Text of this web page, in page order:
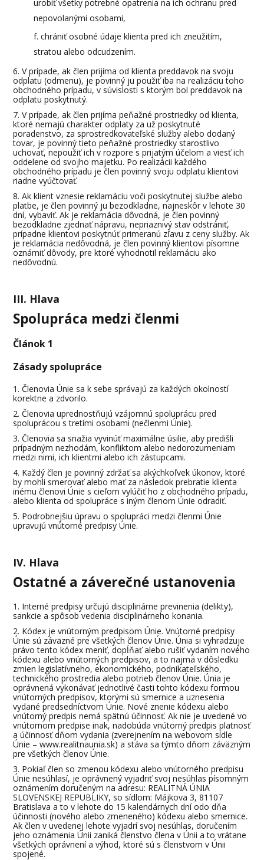
urobiť všetky potrebné opatrenia na ich ochranu pred
nepovolanými osobami,
chrániť osobné údaje klienta pred ich zneužitím,
stratou alebo odcudzením.
V prípade, ak člen prijíma od klienta preddavok na svoju
odplatu (odmenu), je povinný ju použiť iba na realizáciu toho
obchodného prípadu, v súvislosti s ktorým bol preddavok na
odplatu poskytnutý.
V prípade, ak člen prijíma peňažné prostriedky od klienta,
ktoré nemajú charakter odplaty za už poskytnuté
poradenstvo, za sprostredkovateľské služby alebo dodaný
tovar, je povinný tieto peňažné prostriedky starostlivo
uchovať, nepoužiť ich v rozpore s prijatým účelom a viesť ich
oddelene od svojho majetku. Po realizácii každého
obchodného prípadu je člen povinný svoju odplatu klientovi
riadne vyúčtovať.
Ak klient vznesie reklamáciu voči poskytnutej službe alebo
platbe, je člen povinný ju bezodkladne, najneskôr v lehote 30
dní, vybaviť. Ak je reklamácia dôvodná, je člen povinný
bezodkladne zjednať nápravu, nepriaznivý stav odstrániť,
prípadne klientovi poskytnúť primeranú zľavu z ceny služby. Ak
je reklamácia nedôvodná, je člen povinný klientovi písomne
oznámiť dôvody, pre ktoré vyhodnotil reklamáciu ako
nedôvodnú.
III. Hlava
Spolupráca medzi členmi
Článok 1
Zásady spolupráce
Členovia Únie sa k sebe správajú za každých okolností
korektne a zdvorilo.
Členovia uprednostňujú vzájomnú spoluprácu pred
spoluprácou s tretími osobami (nečlenmi Únie).
Členovia sa snažia vyvinúť maximálne úsilie, aby predišli
prípadným nezhodám, konfliktom alebo nedorozumeniam
medzi nimi, ich klientmi alebo ich zástupcami.
Každý člen je povinný zdržať sa akýchkoľvek úkonov, ktoré
by mohli smerovať alebo mať za následok prebratie klienta
inému členovi Únie s cieľom vylúčiť ho z obchodného prípadu,
alebo klienta od spolupráce s iným členom Únie odradiť.
Podrobnejšiu úpravu o spolupráci medzi členmi Únie
upravujú vnútorné predpisy Únie.
IV. Hlava
Ostatné a záverečné ustanovenia
Interné predpisy určujú disciplinárne previnenia (delikty),
sankcie a spôsob vedenia disciplinárneho konania.
Kódex je vnútorným predpisom Únie. Vnútorné predpisy
Únie sú záväzné pre všetkých členov Únie. Únia si vyhradzuje
právo tento kódex meniť, dopĺňať alebo rušiť vydaním nového
kódexu alebo vnútorných predpisov, a to najmä v dôsledku
zmien legislatívneho, ekonomického, podnikateľského,
technického prostredia alebo potrieb členov Únie. Únia je
oprávnená vykonávať jednotlivé časti tohto kódexu formou
vnútorných predpisov, ktorými sú smernice a uznesenia
vydané predsedníctvom Únie. Nové znenie kódexu alebo
vnútorný predpis nemá spätnú účinnosť. Ak nie je uvedené vo
vnútornom predpise inak, nadobúda vnútorný predpis platnosť
a účinnosť dňom vydania (zverejnením na webovom sídle
Únie – www.realitnaunia.sk) a stáva sa týmto dňom záväzným
pre všetkých členov Únie.
Pokiaľ člen so zmenou kódexu alebo vnútorného predpisu
Únie nesúhlasí, je oprávnený vyjadriť svoj nesúhlas písomným
oznámením doručeným na adresu: REALITNÁ ÚNIA
SLOVENSKEJ REPUBLIKY, so sídlom: Májkova 3, 81107
Bratislava a to v lehote do 15 kalendárnych dní odo dňa
účinnosti (nového alebo zmeneného) kódexu alebo smernice.
Ak člen v uvedenej lehote vyjadrí svoj nesúhlas, doručením
jeho oznámenia Únii zaniká členstvo člena v Únii a to vrátane
všetkých oprávnení a výhod, ktoré sú s členstvom v Únii
spojené.